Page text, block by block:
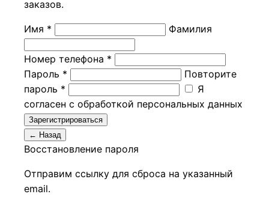
заказов.
Имя * Фамилия
Номер телефона *
Пароль *
Повторите
пароль *
Я
согласен с обработкой персональных данных
Зарегистрироваться
← Назад
Восстановление пароля
Отправим ссылку для сброса на указанный
email.